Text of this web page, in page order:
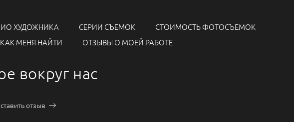
ХУДОЖНИКА СЕРИИ СЪЕМОК
СТОИМОСТЬ ФОТОСЪЕМОК
КАК МЕНЯ НАЙТИ ОТЗЫВЫ О МОЕЙ РАБОТЕ
вокруг нас
отзыв